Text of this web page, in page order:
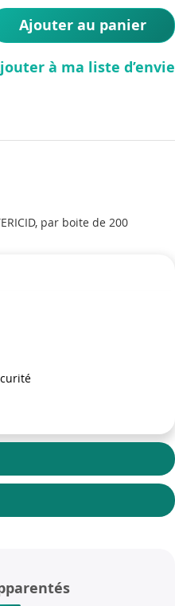
Ajouter au panier
à ma liste d’envie
par boite de 200